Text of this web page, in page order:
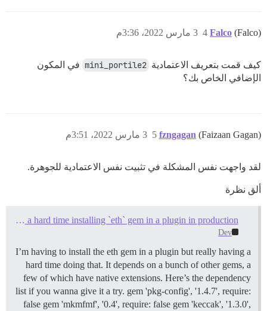
Falco (Falco) 3 مارس 2022، 3:36م 4
كيف قمت بتعريف الاعتمادية mini_portile2 في المكون
الإضافي الخاص بك؟
fzngagan (Faizaan Gagan) 3 مارس 2022، 3:51م 5
لقد واجهت نفس المشكلة في تثبيت نفس الاعتمادية للجوهرة.
ألق نظرة
Having a hard time installing `eth` gem in a plugin in production
Dev
I’m having to install the eth gem in a plugin but really having a
hard time doing that. It depends on a bunch of other gems, a
few of which have native extensions. Here’s the dependency
list if you wanna give it a try. gem 'pkg-config', '1.4.7', require:
false gem 'mkmfmf', '0.4', require: false gem 'keccak', '1.3.0',